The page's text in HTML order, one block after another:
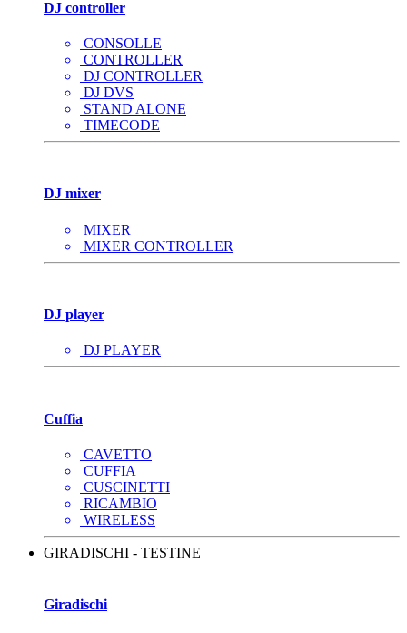
DJ controller
CONSOLLE
CONTROLLER
DJ CONTROLLER
DJ DVS
STAND ALONE
TIMECODE
DJ mixer
MIXER
MIXER CONTROLLER
DJ player
DJ PLAYER
Cuffia
CAVETTO
CUFFIA
CUSCINETTI
RICAMBIO
WIRELESS
GIRADISCHI - TESTINE
Giradischi